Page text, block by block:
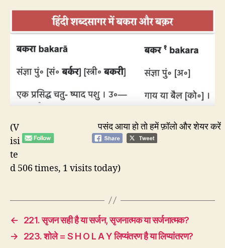
पसंद आया हो तो हमें फ़ॉलो और शेयर करें
(V
isi
te
d 506 times, 1 visits today)
←
221. सृजन सही है या सर्जन, सृजनात्मक या सर्जनात्मक?
→
223. शोले = S H O L A Y लिप्यंतरण है या लिप्यांतरण?